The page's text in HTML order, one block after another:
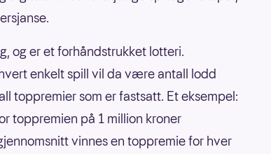
og er et forhåndstrukket lotteri.
enkelt spill vil da være antall lodd
toppremier som er fastsatt. Et eksempel:
toppremien på 1 million kroner
vinnes en toppremie for hver